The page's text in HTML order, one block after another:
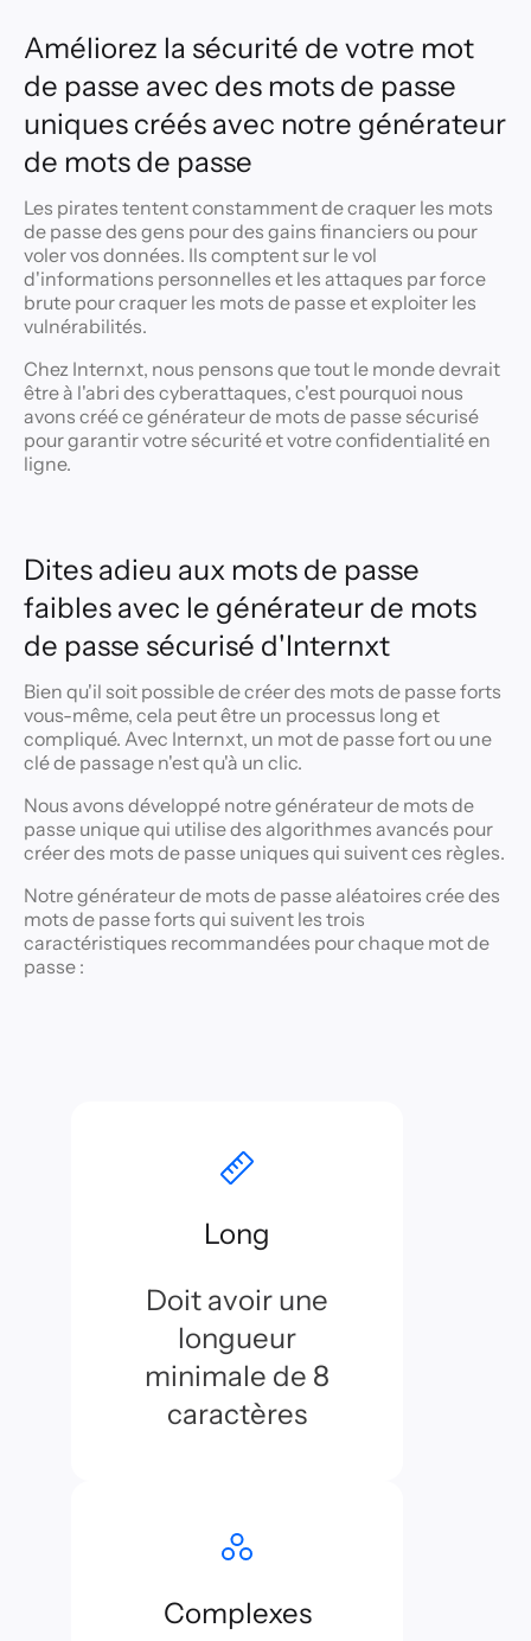
Améliorez la sécurité de votre mot
de passe avec des mots de passe
uniques créés avec notre générateur
de mots de passe
Les pirates tentent constamment de craquer les mots
de passe des gens pour des gains financiers ou pour
voler vos données. Ils comptent sur le vol
d'informations personnelles et les attaques par force
brute pour craquer les mots de passe et exploiter les
vulnérabilités.
Chez Internxt, nous pensons que tout le monde devrait
être à l'abri des cyberattaques, c'est pourquoi nous
avons créé ce générateur de mots de passe sécurisé
pour garantir votre sécurité et votre confidentialité en
ligne.
Dites adieu aux mots de passe
faibles avec le générateur de mots
de passe sécurisé d'Internxt
Bien qu'il soit possible de créer des mots de passe forts
vous-même, cela peut être un processus long et
compliqué. Avec Internxt, un mot de passe fort ou une
clé de passage n'est qu'à un clic.
Nous avons développé notre générateur de mots de
passe unique qui utilise des algorithmes avancés pour
créer des mots de passe uniques qui suivent ces règles.
Notre générateur de mots de passe aléatoires crée des
mots de passe forts qui suivent les trois
caractéristiques recommandées pour chaque mot de
passe :
Long
Doit avoir une
longueur
minimale de 8
caractères
Complexes